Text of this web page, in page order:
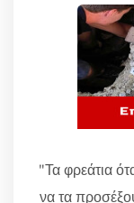
"Τα φρεάτια
να τα